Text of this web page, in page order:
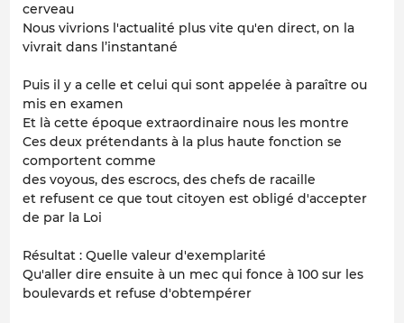
cerveau
Nous vivrions l'actualité plus vite qu'en direct, on la
vivrait dans l’instantané
Puis il y a celle et celui qui sont appelée à paraître ou
mis en examen
Et là cette époque extraordinaire nous les montre
Ces deux prétendants à la plus haute fonction se
comportent comme
des voyous, des escrocs, des chefs de racaille
et refusent ce que tout citoyen est obligé d'accepter
de par la Loi
Résultat : Quelle valeur d'exemplarité
Qu'aller dire ensuite à un mec qui fonce à 100 sur les
boulevards et refuse d'obtempérer